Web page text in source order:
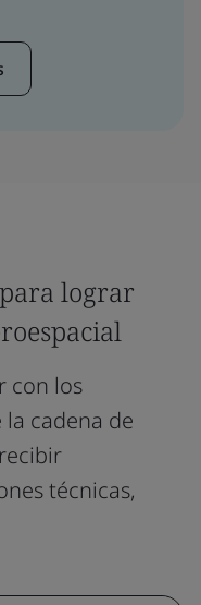
lograr
con los
cadena de
técnicas,